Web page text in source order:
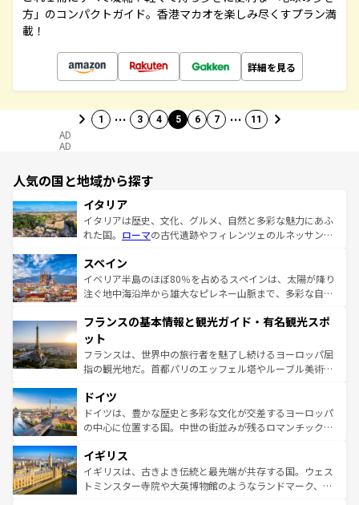
方」のコンパクトガイド。香港マカオを楽しみ尽くすプラン満
載！
詳細を見る
1 … 3 4 5 6 7 … 11
AD
AD
人気の国と地域から探す
イタリア
イタリアは歴史、文化、グルメ、自然と多彩な魅力にあふ
れた国。 ローマの古代遺跡やフィレンツェのルネッサンス
ろん、トスカーナの美しい田園風景やアマルフィ海岸の絶
景など、自然景観も見逃せない。観光の合間には、本場の
ピザやパスタなど、絶品のイタリア料理を堪能することも
ませてくれるイタリアで、忘れられない旅をしてみよう！
なお、新着のイタリア情報は
しい。
スペイン
イベリア半島のほぼ80％を占めるスペインは、太陽が降り
注ぐ地中海沿岸から雄大なピレネー山脈まで、多彩な自然
文化が根付くこの国では、情熱的なフラメンコ、熱気あふ
れる闘牛、そして美味しいタパスが生活の一部となってい
る。首都マドリードの洗練された雰囲気や、バルセロナの
アートに溢れた街角から、地方では古代ローマ遺跡や中世
せる。地方によって風土や気候が異なるスペインはその個
性で訪れる人を魅了する。 なお、新着のスペイン情報は コ
ンテンツ一覧を参照してほしい。
フランスの基本情報と観光ガイド・有名観光スポ
ット
フランスは、世界中の旅行者を魅了し続けるヨーロッパ屈
指の観光地だ。首都パリのエッフェル塔やルーブル美術館
で、幅広い魅力が詰まっている。華麗な宮殿、歴史的な大
聖堂、美しいビーチ、そして豊かな自然が、訪れる者を心
から魅了する。また、フランスは美食の国としても知ら
いる。シャンパンの発祥地であるランス、プロヴァンスの
香り高いラベンダー畑など、多彩な楽しみ方が可能だ。さ
らに、パリ以外の地域にも魅力が溢れており、どの街角に
ドイツ
ドイツは、豊かな歴史と多彩な文化が交差するヨーロッパ
の中心に位置する国。中世の街並みが残るロマンチック街
顔を持つこの国は、どこを歩いても飽きることがない。ベ
ルリンの文化的活気、バイエルン州のアルプスの絶景、そ
してライン川沿いのワイン畑といった風景は必見。ビール
イギリス
イギリスは、古きよき伝統と最先端が共存する国。ウェス
トミンスター寺院や大英博物館のようなランドマーク、歴